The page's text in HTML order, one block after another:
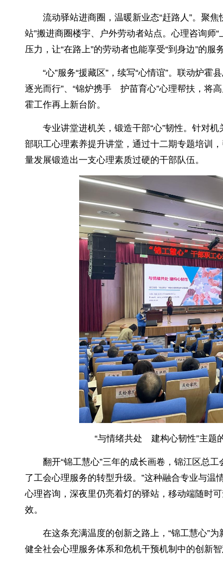
流动驿站进商圈，温暖新业态“赶路人”。聚
站”搬进商圈楼宇、户外劳动者站点。心理咨询师
压力，让“在路上”的劳动者也能享受“到身边”的服
“心”服务“援藏区”，续写“心情谊”。联动炉
逐光而行”、“锦炉携手 护苗育心”心理帮扶，将
霍工作再上新台阶。
专业讲堂进机关，锻造干部“心”韧性。针对
部职工心理素养提升讲堂，通过十二期专题培训
量发展锻造出一支心理素质过硬的干部队伍。
“与情绪共处 建构心韧性”主题
翻开“锦工慧心”三年的成长画卷，锦江区总
了工会心理服务的转型升级。”这种融合专业与
心理咨询，深夜里仍亮着灯的驿站，移动端随时
效。
在这条充满温度的创新之路上，“锦工慧心”
健全社会心理服务体系和危机干预机制中的创新